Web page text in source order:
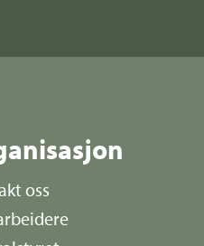
oss